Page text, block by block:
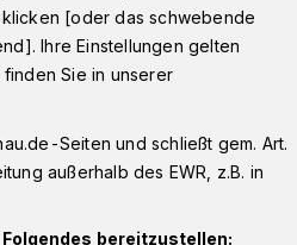
liegt
Am
Bauwerk
[oder das schwebende
Ihre Einstellungen gelten
Sie in unserer
Seiten und schließt gem. Art.
außerhalb des EWR, z.B. in
bereitzustellen: